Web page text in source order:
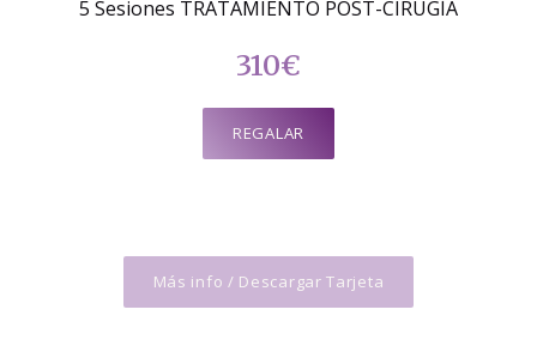
5 Sesiones TRATAMIENTO POST-CIRUGÍA
310€
REGALAR
Más info / Descargar Tarjeta